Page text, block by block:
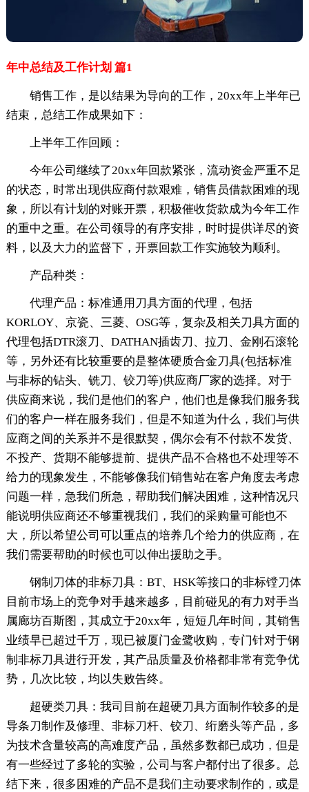
年中总结及工作计划 篇1
销售工作，是以结果为导向的工作，20xx年上半年已
结束，总结工作成果如下：
上半年工作回顾：
今年公司继续了20xx年回款紧张，流动资金严重不足
的状态，时常出现供应商付款艰难，销售员借款困难的现
象，所以有计划的对账开票，积极催收货款成为今年工作
的重中之重。在公司领导的有序安排，时时提供详尽的资
料，以及大力的监督下，开票回款工作实施较为顺利。
产品种类：
代理产品：标准通用刀具方面的代理，包括
KORLOY、京瓷、三菱、OSG等，复杂及相关刀具方面的
代理包括DTR滚刀、DATHAN插齿刀、拉刀、金刚石滚轮
等，另外还有比较重要的是整体硬质合金刀具(包括标准
与非标的钻头、铣刀、铰刀等)供应商厂家的选择。对于
供应商来说，我们是他们的客户，他们也是像我们服务我
们的客户一样在服务我们，但是不知道为什么，我们与供
应商之间的关系并不是很默契，偶尔会有不付款不发货、
不投产、货期不能够提前、提供产品不合格也不处理等不
给力的现象发生，不能够像我们销售站在客户角度去考虑
问题一样，急我们所急，帮助我们解决困难，这种情况只
能说明供应商还不够重视我们，我们的采购量可能也不
大，所以希望公司可以重点的培养几个给力的供应商，在
我们需要帮助的时候也可以伸出援助之手。
钢制刀体的非标刀具：BT、HSK等接口的非标镗刀体
目前市场上的竞争对手越来越多，目前碰见的有力对手当
属廊坊百斯图，其成立于20xx年，短短几年时间，其销售
业绩早已超过千万，现已被厦门金鹭收购，专门针对于钢
制非标刀具进行开发，其产品质量及价格都非常有竞争优
势，几次比较，均以失败告终。
超硬类刀具：我司目前在超硬刀具方面制作较多的是
导条刀制作及修理、非标刀杆、铰刀、绗磨头等产品，多
为技术含量较高的高难度产品，虽然多数都已成功，但是
有一些经过了多轮的实验，公司与客户都付出了很多。总
结下来，很多困难的产品不是我们主动要求制作的，或是